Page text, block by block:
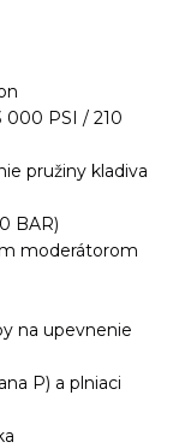
000 PSI / 210
pružiny kladiva
BAR)
moderátorom
na upevnenie
P) a plniaci